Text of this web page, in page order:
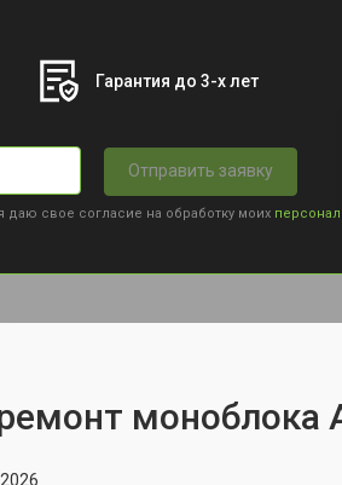
Гарантия до 3-х лет
Отправить заявку
даю свое согласие на обработку моих
моноблока